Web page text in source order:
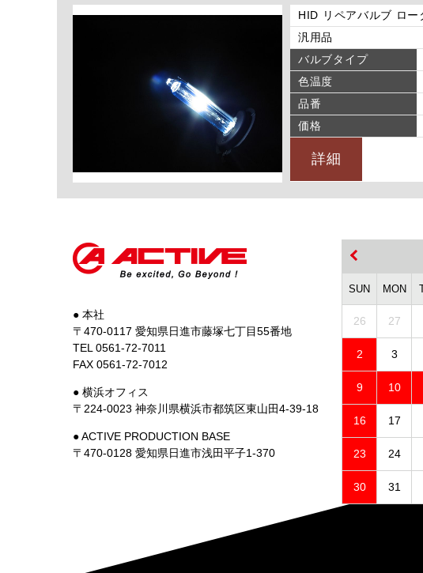
HID リペアバルブ ロ
汎用品
バルブタイプ
色温度
品番
価格
詳細
● 本社
〒470-0117 愛知県日進市藤塚七丁目55番地
TEL 0561-72-7011
FAX 0561-72-7012
● 横浜オフィス
〒224-0023 神奈川県横浜市都筑区東山田4-39-18
● ACTIVE PRODUCTION BASE
〒470-0128 愛知県日進市浅田平子1-370
SUN MON
26 27
2 3
9 10
16 17
23 24
30 31